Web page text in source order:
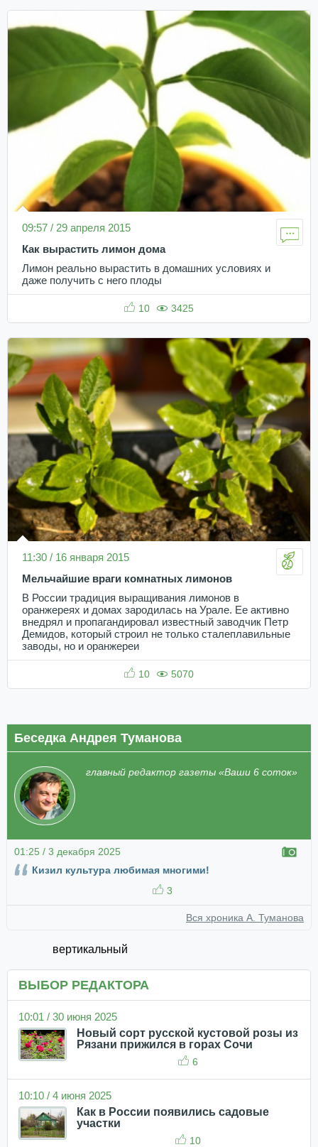
09:57 / 29 апреля 2015
Как вырастить лимон дома
Лимон реально вырастить в домашних условиях и
даже получить с него плоды
10 3425
11:30 / 16 января 2015
Мельчайшие враги комнатных лимонов
В России традиция выращивания лимонов в
оранжереях и домах зародилась на Урале. Ее активно
внедрял и пропагандировал известный заводчик Петр
Демидов, который строил не только сталеплавильные
заводы, но и оранжереи
10 5070
Беседка Андрея Туманова
главный редактор газеты «Ваши 6 соток»
01:25 / 3 декабря 2025
Кизил культура любимая многими!
3
Вся хроника А. Туманова
вертикальный
ВЫБОР РЕДАКТОРА
10:01 / 30 июня 2025
Новый сорт русской кустовой розы из
Рязани прижился в горах Сочи
6
10:10 / 4 июня 2025
Как в России появились садовые
участки
10